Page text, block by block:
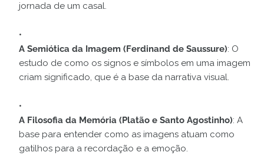
jornada de um casal.
A Semiótica da Imagem (Ferdinand de Saussure): O
estudo de como os signos e símbolos em uma imagem
criam significado, que é a base da narrativa visual.
A Filosofia da Memória (Platão e Santo Agostinho): A
base para entender como as imagens atuam como
gatilhos para a recordação e a emoção.